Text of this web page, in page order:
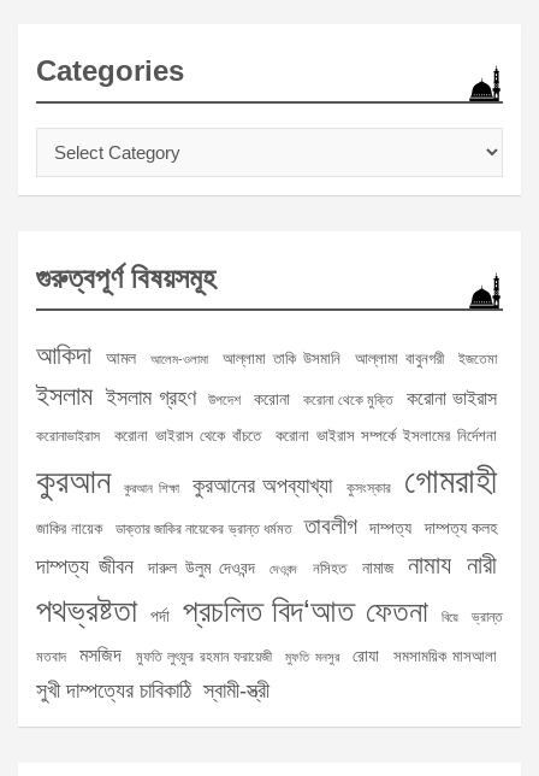
Categories
Categories
গুরুত্বপূর্ণ বিষয়সমূহ
আকিদা আমল আলেম-ওলামা আল্লামা তাকি উসমানি আল্লামা বাবুনগরী ইজতেমা
ইসলাম ইসলাম গ্রহণ উপদেশ করোনা করোনা থেকে মুক্তি করোনা ভাইরাস
করোনাভাইরাস করোনা ভাইরাস থেকে বাঁচতে করোনা ভাইরাস সম্পর্কে ইসলামের নির্দেশনা
কুরআন কুরআন শিক্ষা কুরআনের অপব্যাখ্যা কুসংস্কার গোমরাহী
জাকির নায়েক ডাক্তার জাকির নায়েকের ভ্রান্ত ধর্মমত তাবলীগ দাম্পত্য দাম্পত্য কলহ
দাম্পত্য জীবন দারুল উলুম দেওবন্দ দেওবন্দ নসিহত নামাজ নামায নারী
পথভ্রষ্টতা পর্দা প্রচলিত বিদ‘আত ফেতনা বিয়ে ভ্রান্ত
মতবাদ মসজিদ মুফতি লুৎফুর রহমান ফরায়েজী মুফতি মনসুর রোযা সমসাময়িক মাসআলা
সুখী দাম্পত্যের চাবিকাঠি স্বামী-স্ত্রী